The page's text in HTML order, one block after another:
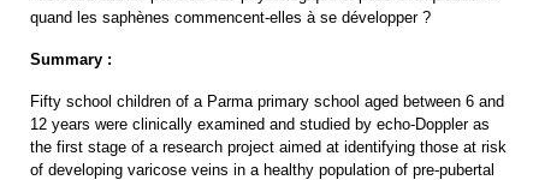
quand les saphènes commencent-elles à se développer ?
Summary :
Fifty school children of a Parma primary school aged between 6 and
12 years were clinically examined and studied by echo-Doppler as
the first stage of a research project aimed at identifying those at risk
of developing varicose veins in a healthy population of pre-pubertal